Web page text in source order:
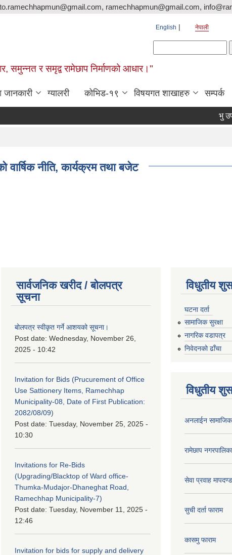
ramechhapmun@gmail.com,
समुन्नत र समृद्व रामेछाप निर्माणको आधार।"
English नेपाली
ग्यालरी कोभिड-१९ विषयगत शाखाहरु सम्पर्क
भु
नीति, कार्यक्रम तथा बजेट
सार्वजनिक खरीद / बोलपत्र
सूचना
बोलपत्र स्वीकृत गर्ने आशयको सूचना।
Post date: Wednesday, November 26,
2025 - 10:42
Invitation for Bids (Prucurement of Office
Use Sattionery Items, Ramechhap
Municipality-08, Date of First Publication:
2082/08/09)
Post date: Tuesday, November 25, 2025 -
10:30
Invitations for Re-Bids
(Upgrading/Blacktop of Ward office-
Thumka-Mudajor-Dhaneghat Road,
Ramechhap Municipality-7)
Post date: Tuesday, November 11, 2025 -
12:46
Invitation for bids for supply and delivery
विधुतीय
घटना दर्ता
सामाजिक सुरक्षा
नागरिक वडापत्र
निवेदनको ढाँचा
विधुतीय
अनलाईन सामाजिक
रामेछाप
सेवा प्रवाह मापदण्ड
सुची दर्ता फाराम
कासमु फाराम